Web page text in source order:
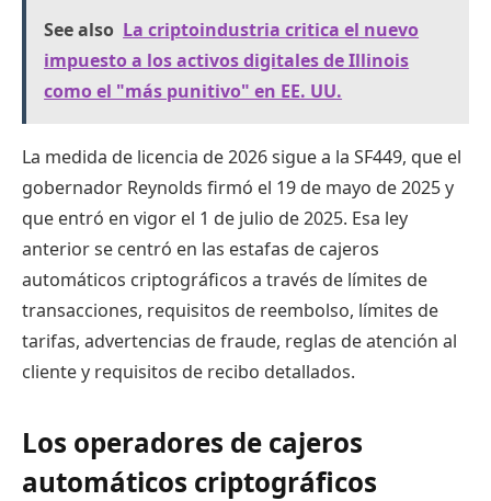
See also La criptoindustria critica el nuevo
impuesto a los activos digitales de Illinois
como el "más punitivo" en EE. UU.
La medida de licencia de 2026 sigue a la SF449, que el
gobernador Reynolds firmó el 19 de mayo de 2025 y
que entró en vigor el 1 de julio de 2025. Esa ley
anterior se centró en las estafas de cajeros
automáticos criptográficos a través de límites de
transacciones, requisitos de reembolso, límites de
tarifas, advertencias de fraude, reglas de atención al
cliente y requisitos de recibo detallados.
Los operadores de cajeros
automáticos criptográficos